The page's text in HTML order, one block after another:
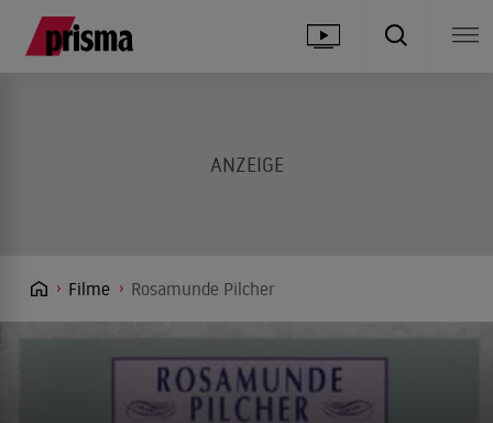
Filme Rosamunde Pilcher